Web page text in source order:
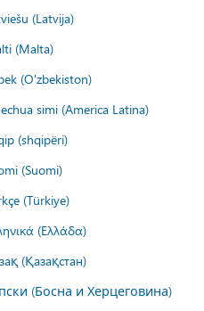
(Latvija)
(Malta)
(O'zbekiston)
simi (America Latina)
(shqipëri)
(Suomi)
(Türkiye)
(Ελλάδα)
(Қазақстан)
(Босна и Херцеговина)